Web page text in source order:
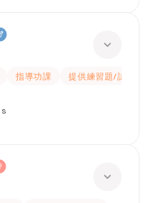
指導功課 提供練習題/試題